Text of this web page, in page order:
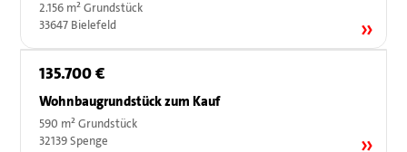
2.156 m² Grundstück
33647 Bielefeld
135.700 €
Wohnbaugrundstück zum Kauf
590 m² Grundstück
32139 Spenge